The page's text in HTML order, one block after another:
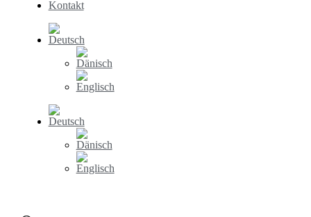
Kontakt